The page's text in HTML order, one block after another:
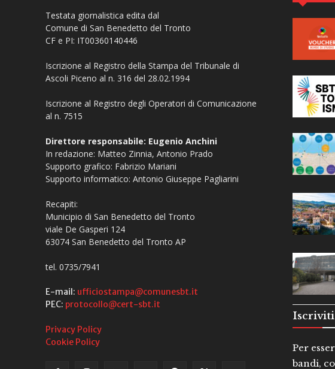
Testata giornalistica edita dal
Comune di San Benedetto del Tronto
CF e PI: IT00360140446
Iscrizione al Registro della Stampa del Tribunale di
Ascoli Piceno al n. 316 del 28.02.1994
Iscrizione al Registro degli Operatori di Comunicazione
al n. 7515
Direttore responsabile: Eugenio Anchini
In redazione: Matteo Zinnia, Antonio Prado
Supporto grafico: Fabrizio Mariani
Supporto informatico: Antonio Giuseppe Pagliarini
Recapiti:
Municipio di San Benedetto del Tronto
viale De Gasperi 124
63074 San Benedetto del Tronto AP
tel. 0735/7941
E-mail: ufficiostampa@comunesbt.it
PEC: protocollo@cert-sbt.it
Privacy Policy
Cookie Policy
Iscriviti
Per
bandi,